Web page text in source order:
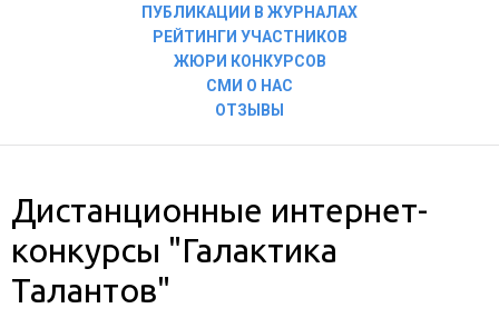
ПУБЛИКАЦИИ В ЖУРНАЛАХ
РЕЙТИНГИ УЧАСТНИКОВ
ЖЮРИ КОНКУРСОВ
СМИ О НАС
ОТЗЫВЫ
Дистанционные интернет-
конкурсы "Галактика
Талантов"